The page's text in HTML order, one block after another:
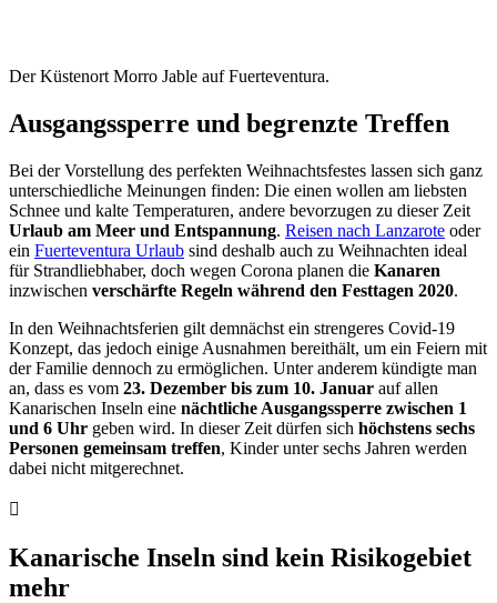
Der Küstenort Morro Jable auf Fuerteventura.
Ausgangssperre und begrenzte Treffen
Bei der Vorstellung des perfekten Weihnachtsfestes lassen sich ganz
unterschiedliche Meinungen finden: Die einen wollen am liebsten
Schnee und kalte Temperaturen, andere bevorzugen zu dieser Zeit
Urlaub am Meer und Entspannung. Reisen nach Lanzarote oder
ein Fuerteventura Urlaub sind deshalb auch zu Weihnachten ideal
für Strandliebhaber, doch wegen Corona planen die Kanaren
inzwischen verschärfte Regeln während den Festtagen 2020.
In den Weihnachtsferien gilt demnächst ein strengeres Covid-19
Konzept, das jedoch einige Ausnahmen bereithält, um ein Feiern mit
der Familie dennoch zu ermöglichen. Unter anderem kündigte man
an, dass es vom 23. Dezember bis zum 10. Januar auf allen
Kanarischen Inseln eine nächtliche Ausgangssperre zwischen 1
und 6 Uhr geben wird. In dieser Zeit dürfen sich höchstens sechs
Personen gemeinsam treffen, Kinder unter sechs Jahren werden
dabei nicht mitgerechnet.
Kanarische Inseln sind kein Risikogebiet
mehr